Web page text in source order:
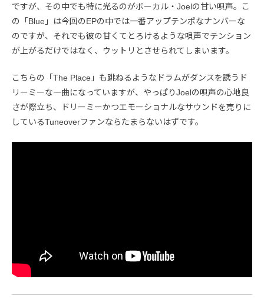
ですが、その中でも特に光るのがボーカル・Joelの甘い唄声。こ
の「Blue」は今回のEPの中では一番アップテンポなナンバーな
のですが、それでも彼の甘くてとろけるような唄声でテンション
が上がるだけではなく、ウットリとさせられてしまいます。
こちらの「The Place」も跳ねるようなドラムがダンスを誘うド
リーミーな一曲になっていますが、やっぱりJoelの唄声の心地良
さが際立ち、ドリーミーかつエモーショナルなサウンドを売りに
しているTuneoverファンならたまらないはずです。